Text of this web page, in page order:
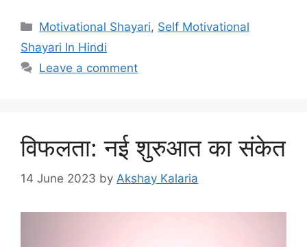
Categories
Motivational Shayari, Self Motivational
Shayari In Hindi
Leave a comment
विफलता: नई शुरुआत का संकेत
14 June 2023 by Akshay Kalaria